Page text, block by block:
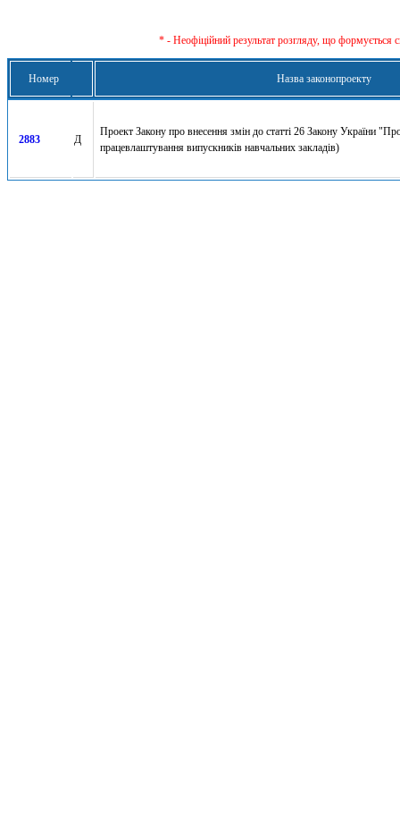
* - Неофіційний результат розгляду, що формується
Номер Назва законопроекту
2883 Д
Проект Закону про внесення змін до статті 26 Закону України
працевлаштування випускників навчальних закладів)